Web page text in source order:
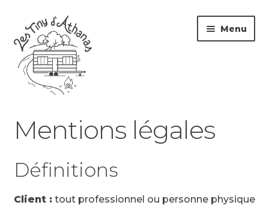
Menu
Notre histoire
Mentions légales
Définitions
Client : tout professionnel ou personne physique